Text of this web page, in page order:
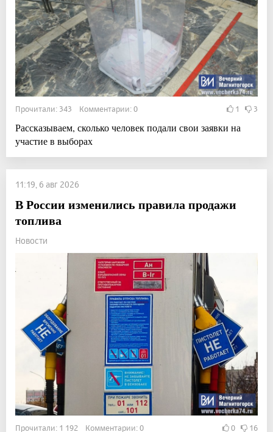
Прочитали: 343 Комментарии: 0 1 3
Рассказываем, сколько человек подали свои заявки на
участие в выборах
11:19, 6 авг 2026
В России изменились правила продажи
топлива
Новости
Прочитали: 1 192 Комментарии: 0 0 16